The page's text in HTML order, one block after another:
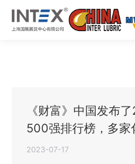
《财富》中国发布
500强排行榜，多家
2023-07-17